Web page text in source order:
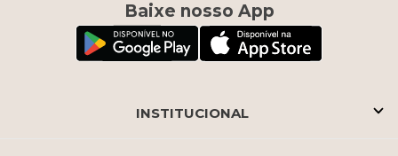
Baixe nosso App
INSTITUCIONAL